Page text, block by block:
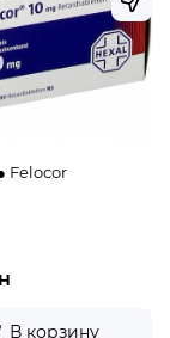
Felocor
В корзину